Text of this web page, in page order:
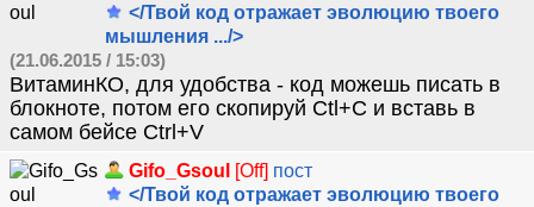
</Твой код отражает эволюцию твоего
мышления .../>
(21.06.2015 / 15:03)
ВитаминКО, для удобства - код можешь писать в
блокноте, потом его скопируй Ctl+C и вставь в
самом бейсе Ctrl+V
Gifo_Gsoul [Off] пост
</Твой код отражает эволюцию твоего